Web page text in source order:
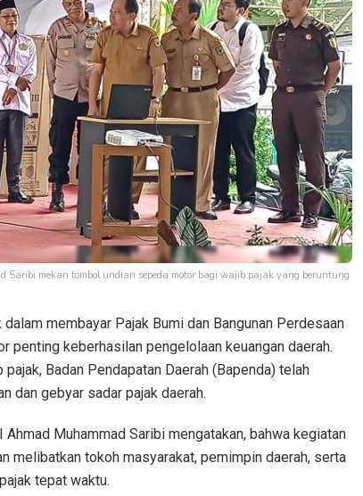
Saribi mekan tombol undian sepeda motor bagi wajib pajak yang beruntung.
membayar Pajak Bumi dan Bangunan Perdesaan
penting keberhasilan pengelolaan keuangan daerah.
Badan Pendapatan Daerah (Bapenda) telah
dan gebyar sadar pajak daerah.
Muhammad Saribi mengatakan, bahwa kegiatan
melibatkan tokoh masyarakat, pemimpin daerah, serta
tepat waktu.